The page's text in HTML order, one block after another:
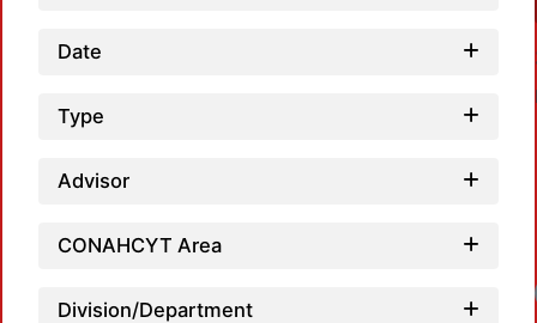
Date
Type
Advisor
CONAHCYT Area
Division/Department